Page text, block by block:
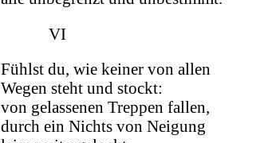
VI
Fühlst du, wie keiner von allen
Wegen steht und stockt:
von gelassenen Treppen fallen,
durch ein Nichts von Neigung